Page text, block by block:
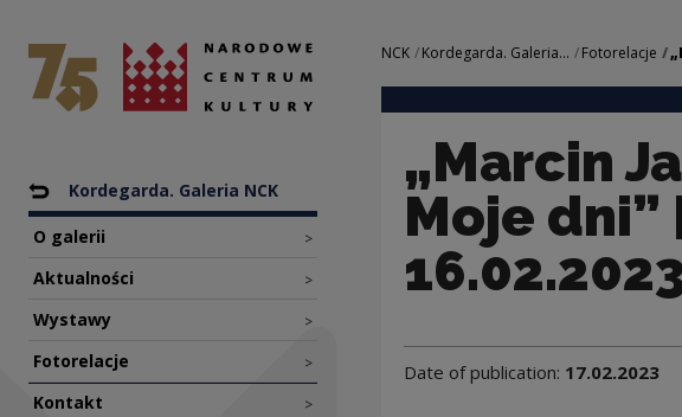
„Marcin Jarnuszkiewicz.
National Centre for Culture Poland
Nawigacja
Back to: NCK
Kordegarda. Galeria NCK
O galerii >
Aktualności >
Wystawy >
Fotorelacje >
Kontakt >
Navigation
NCK Kordegarda. Galeria... Fotorelacje
„Marcin
Moje dni”
Date of publication: 17.02.2023